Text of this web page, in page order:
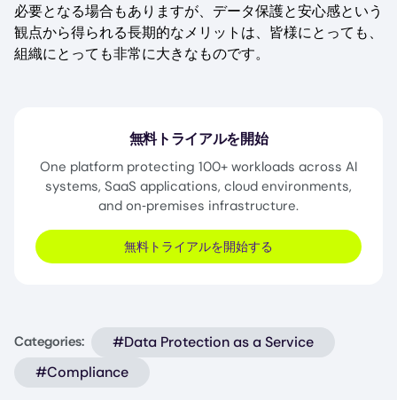
必要となる場合もありますが、データ保護と安心感という
観点から得られる長期的なメリットは、皆様にとっても、
組織にとっても非常に大きなものです。
無料トライアルを開始
One platform protecting 100+ workloads across AI
systems, SaaS applications, cloud environments,
and on‑premises infrastructure.
無料トライアルを開始する
Categories:
#Data Protection as a Service
#Compliance